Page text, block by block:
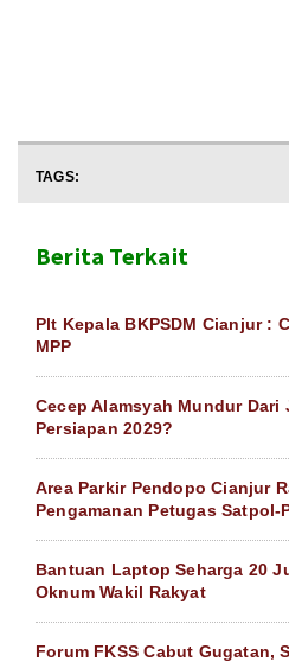
TAGS:
Berita Terkait
Plt Kepala BKPSDM Cianjur :
MPP
Cecep Alamsyah Mundur Dari
Persiapan 2029?
Area Parkir Pendopo Cianjur
Pengamanan Petugas Satpol-
Bantuan Laptop Seharga 20
Oknum Wakil Rakyat
Forum FKSS Cabut Gugatan,